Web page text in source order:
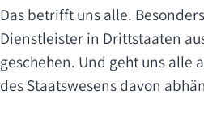
Das betrifft uns alle.
Dienstleister in Drittstaaten
geschehen. Und geht uns alle
des Staatswesens davon